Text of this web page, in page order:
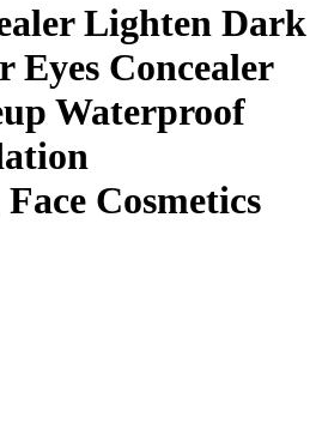
Lighten Dark
Eyes Concealer
Waterproof
Cosmetics